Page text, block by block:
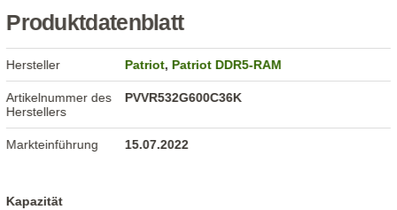
Produktdatenblatt
Hersteller Patriot,Patriot DDR5-RAM
Artikelnummer des
Herstellers
PVVR532G600C36K
Markteinführung 15.07.2022
Kapazität